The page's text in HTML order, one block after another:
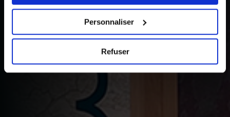
choix en cliquant sur le lien « Cookies » en bas des
Personnaliser
Refuser